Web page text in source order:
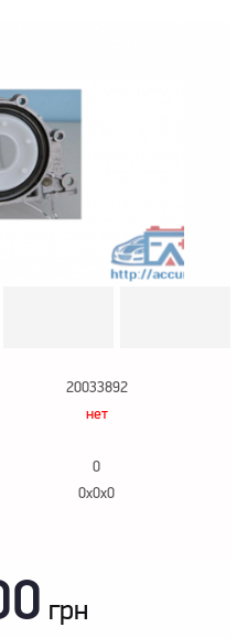
20033892
нет
0
0x0x0
грн